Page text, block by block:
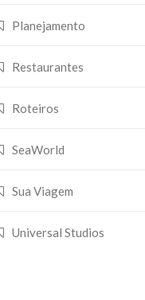
Planejamento
Restaurantes
Roteiros
SeaWorld
Sua Viagem
Universal Studios